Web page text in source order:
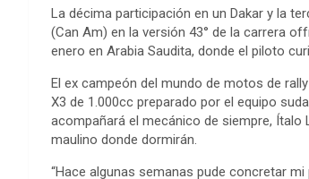
La décima participación en un Dakar y la
(Can Am) en la versión 43° de la carrera
enero en Arabia Saudita, donde el piloto
El ex campeón del mundo de motos de
X3 de 1.000cc preparado por el equipo
acompañará el mecánico de siempre,
maulino donde dormirán.
“Hace algunas semanas pude concretar